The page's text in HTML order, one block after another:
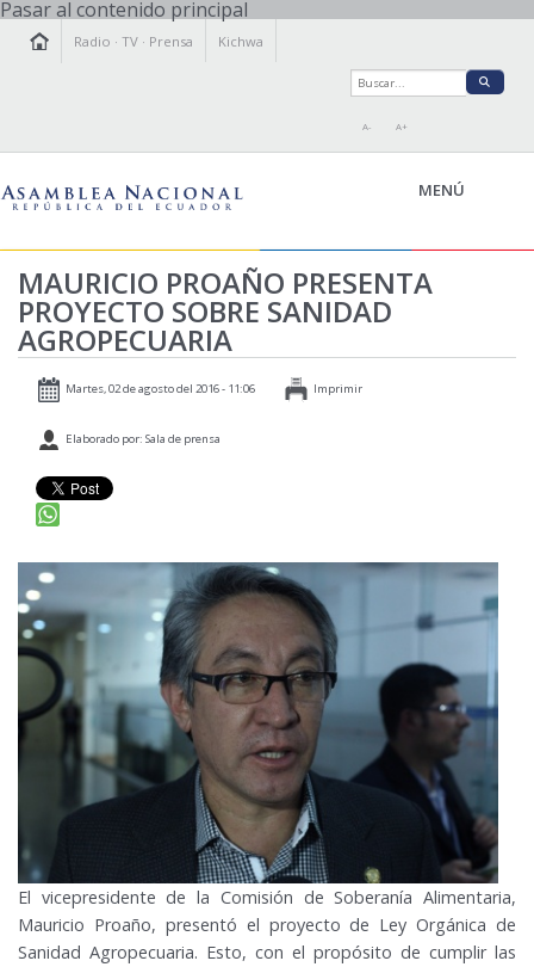
Pasar al contenido principal
Radio ·TV · Prensa Kichwa
A- A+
MENÚ
LA ASAMBLEA
LEGISLAMOS
FISCALIZAMOS
PRENSA
PARTICIPACIÓN
RELACIONES INTERNACIONALES
AGENDA
MAURICIO PROAÑO PRESENTA
PROYECTO SOBRE SANIDAD
AGROPECUARIA
Martes, 02 de agosto del 2016 - 11:06 Imprimir
Elaborado por: Sala de prensa
El vicepresidente de la Comisión de Soberanía Alimentaria,
Mauricio Proaño, presentó el proyecto de Ley Orgánica de
Sanidad Agropecuaria. Esto, con el propósito de cumplir las